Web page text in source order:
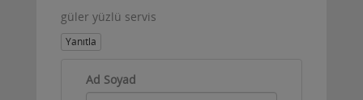
güler yüzlü servis
Yanıtla
Ad Soyad